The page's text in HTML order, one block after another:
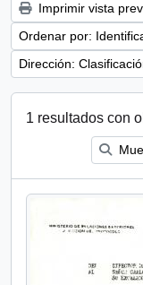
Imprimir vista
Ordenar por:
Dirección:
1 resultados con